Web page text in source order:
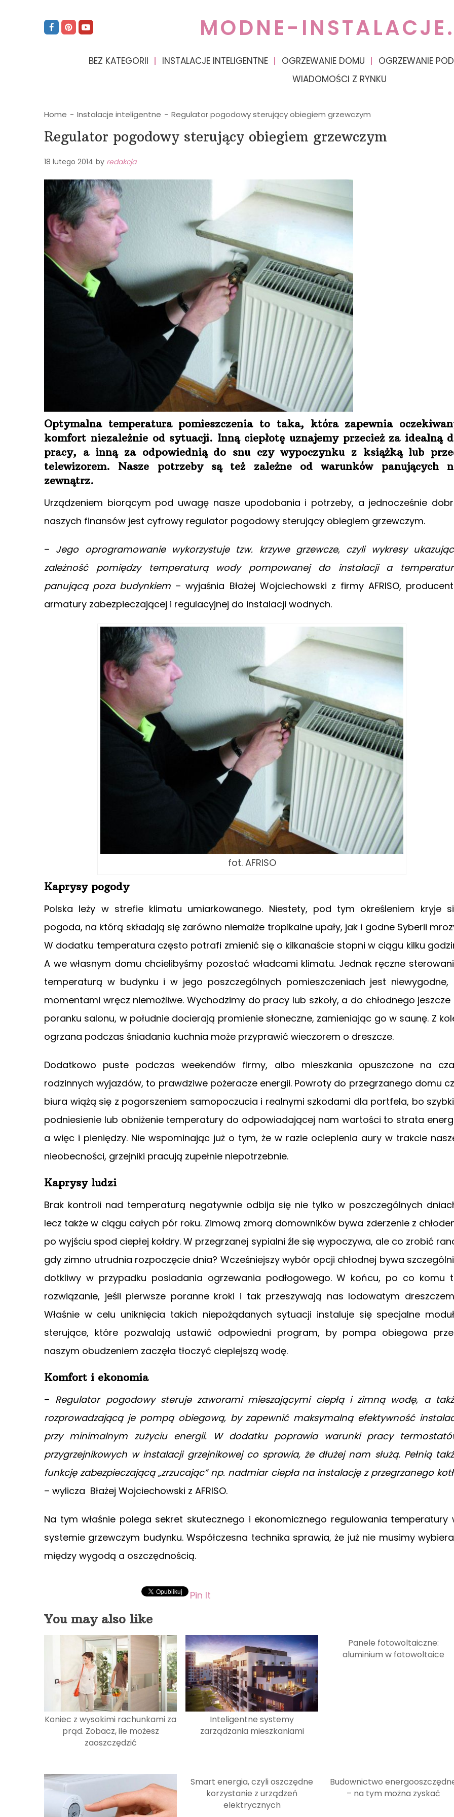
MODNE-
BEZ KATEGORII INSTALACJE INTELIGENTNE OGRZEWANIE DOMU OGRZEWANIE
WIADOMOŚCI Z RYNKU
Home - Instalacje inteligentne - Regulator pogodowy sterujący obiegiem grzewczym
Regulator pogodowy sterujący obiegiem grzewczym
18 lutego 2014 by redakcja
Optymalna temperatura pomieszczenia to taka, która zapewnia
komfort niezależnie od sytuacji. Inną ciepłotę uznajemy przecież za idealną
pracy, a inną za odpowiednią do snu czy wypoczynku z książką lub
telewizorem. Nasze potrzeby są też zależne od warunków panujących
zewnątrz.
Urządzeniem biorącym pod uwagę nasze upodobania i potrzeby, a jednocześnie
naszych finansów jest cyfrowy regulator pogodowy sterujący obiegiem grzewczym.
– Jego oprogramowanie wykorzystuje tzw. krzywe grzewcze, czyli wykresy
zależność pomiędzy temperaturą wody pompowanej do instalacji a
panującą poza budynkiem – wyjaśnia Błażej Wojciechowski z firmy AFRISO,
armatury zabezpieczającej i regulacyjnej do instalacji wodnych.
fot. AFRISO
Kaprysy pogody
Polska leży w strefie klimatu umiarkowanego. Niestety, pod tym określeniem kryje
pogoda, na którą składają się zarówno niemalże tropikalne upały, jak i godne Syberii
W dodatku temperatura często potrafi zmienić się o kilkanaście stopni w ciągu kilku
A we własnym domu chcielibyśmy pozostać władcami klimatu. Jednak ręczne
temperaturą w budynku i w jego poszczególnych pomieszczeniach jest niewygodne,
momentami wręcz niemożliwe. Wychodzimy do pracy lub szkoły, a do chłodnego jeszcze
poranku salonu, w południe docierają promienie słoneczne, zamieniając go w saunę. Z
ogrzana podczas śniadania kuchnia może przyprawić wieczorem o dreszcze.
Dodatkowo puste podczas weekendów firmy, albo mieszkania opuszczone na
rodzinnych wyjazdów, to prawdziwe pożeracze energii. Powroty do przegrzanego domu
biura wiążą się z pogorszeniem samopoczucia i realnymi szkodami dla portfela, bo
podniesienie lub obniżenie temperatury do odpowiadającej nam wartości to strata
a więc i pieniędzy. Nie wspominając już o tym, że w razie ocieplenia aury w trakcie
nieobecności, grzejniki pracują zupełnie niepotrzebnie.
Kaprysy ludzi
Brak kontroli nad temperaturą negatywnie odbija się nie tylko w poszczególnych
lecz także w ciągu całych pór roku. Zimową zmorą domowników bywa zderzenie z
po wyjściu spod ciepłej kołdry. W przegrzanej sypialni źle się wypoczywa, ale co zrobić
gdy zimno utrudnia rozpoczęcie dnia? Wcześniejszy wybór opcji chłodnej bywa
dotkliwy w przypadku posiadania ogrzewania podłogowego. W końcu, po co komu
rozwiązanie, jeśli pierwsze poranne kroki i tak przeszywają nas lodowatym
Właśnie w celu uniknięcia takich niepożądanych sytuacji instaluje się specjalne
sterujące, które pozwalają ustawić odpowiedni program, by pompa obiegowa
naszym obudzeniem zaczęła tłoczyć cieplejszą wodę.
Komfort i ekonomia
– Regulator pogodowy steruje zaworami mieszającymi ciepłą i zimną wodę, a
rozprowadzającą je pompą obiegową, by zapewnić maksymalną efektywność
przy minimalnym zużyciu energii. W dodatku poprawia warunki pracy
przygrzejnikowych w instalacji grzejnikowej co sprawia, że dłużej nam służą. Pełnią
funkcję zabezpieczającą „zrzucając” np. nadmiar ciepła na instalację z przegrzanego
– wylicza Błażej Wojciechowski z AFRISO.
Na tym właśnie polega sekret skutecznego i ekonomicznego regulowania temperatury
systemie grzewczym budynku. Współczesna technika sprawia, że już nie musimy
między wygodą a oszczędnością.
Pin It
You may also like
Koniec z wysokimi rachunkami za
prąd. Zobacz, ile możesz
zaoszczędzić
Inteligentne systemy
zarządzania mieszkaniami
Panele fotowoltaiczne:
aluminium w fotowoltaice
Smart energia, czyli oszczędne
korzystanie z urządzeń
elektrycznych
Budownictwo
– na tym można zyskać